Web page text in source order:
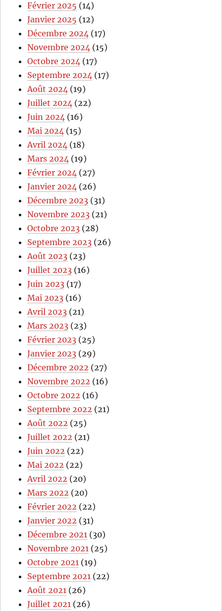
Février 2025 (14)
Janvier 2025 (12)
Décembre 2024 (17)
Novembre 2024 (15)
Octobre 2024 (17)
Septembre 2024 (17)
Août 2024 (19)
Juillet 2024 (22)
Juin 2024 (16)
Mai 2024 (15)
Avril 2024 (18)
Mars 2024 (19)
Février 2024 (27)
Janvier 2024 (26)
Décembre 2023 (31)
Novembre 2023 (21)
Octobre 2023 (28)
Septembre 2023 (26)
Août 2023 (23)
Juillet 2023 (16)
Juin 2023 (17)
Mai 2023 (16)
Avril 2023 (21)
Mars 2023 (23)
Février 2023 (25)
Janvier 2023 (29)
Décembre 2022 (27)
Novembre 2022 (16)
Octobre 2022 (16)
Septembre 2022 (21)
Août 2022 (25)
Juillet 2022 (21)
Juin 2022 (22)
Mai 2022 (22)
Avril 2022 (20)
Mars 2022 (20)
Février 2022 (22)
Janvier 2022 (31)
Décembre 2021 (30)
Novembre 2021 (25)
Octobre 2021 (19)
Septembre 2021 (22)
Août 2021 (26)
Juillet 2021 (26)